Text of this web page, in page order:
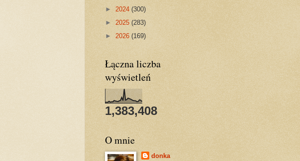
► 2024 (300)
► 2025 (283)
► 2026 (169)
Łączna liczba
wyświetleń
1,383,408
O mnie
donka